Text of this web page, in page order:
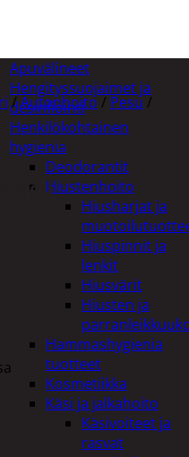
Apuvälineet
Hengityssuojaimet ja
desinfiointi
Henkilökohtainen
hygienia
Deodorantit
Hiustenhoito
Hiusharjat ja
Hiuspinnit ja
lenkit
Hiusvärit
Hiusten ja
Hammashygienia
tuotteet
Kosmetiikka
Käsi ja jalkahoito
Käsivoiteet ja
rasvat
/Autonhoito / Pesu /